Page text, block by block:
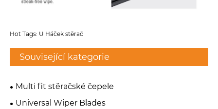
Hot Tags: U Háček stěrač
Související kategorie
Multi fit stěračské čepele
Universal Wiper Blades